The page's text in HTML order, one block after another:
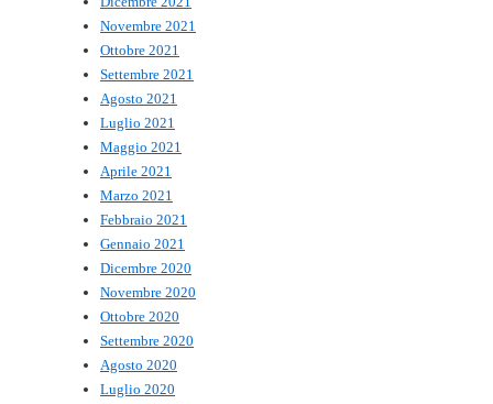
Novembre 2021
Ottobre 2021
Settembre 2021
Agosto 2021
Luglio 2021
Maggio 2021
Aprile 2021
Marzo 2021
Febbraio 2021
Gennaio 2021
Dicembre 2020
Novembre 2020
Ottobre 2020
Settembre 2020
Agosto 2020
Luglio 2020